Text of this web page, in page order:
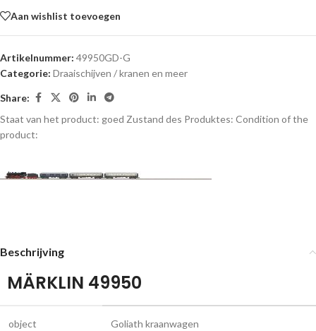
Aan wishlist toevoegen
Artikelnummer: 49950GD-G
Categorie: Draaischijven / kranen en meer
Share:
Staat van het product: goed Zustand des Produktes: Condition of the
product:
Beschrijving
MÄRKLIN 49950
object Goliath kraanwagen